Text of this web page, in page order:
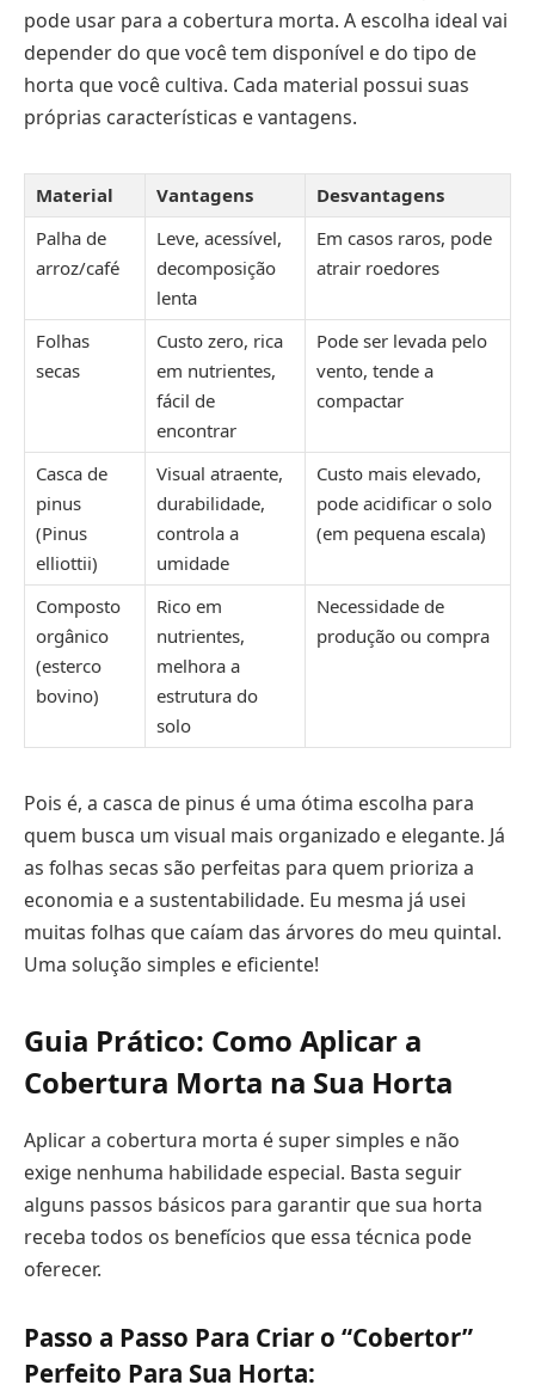
pode usar para a cobertura morta. A escolha ideal vai
depender do que você tem disponível e do tipo de
horta que você cultiva. Cada material possui suas
próprias características e vantagens.
Material Vantagens
Desvantagens
Palha de
arroz/café
Leve, acessível,
decomposição
lenta
Em casos raros, pode
atrair roedores
Folhas
secas
Custo zero, rica
em nutrientes,
fácil de
encontrar
Pode ser levada pelo
vento, tende a
compactar
Casca de
pinus
(Pinus
elliottii)
Visual atraente,
durabilidade,
controla a
umidade
Custo mais elevado,
pode acidificar o solo
(em pequena escala)
Composto
orgânico
(esterco
bovino)
Rico em
nutrientes,
melhora a
estrutura do
solo
Necessidade de
produção ou compra
Pois é, a casca de pinus é uma ótima escolha para
quem busca um visual mais organizado e elegante. Já
as folhas secas são perfeitas para quem prioriza a
economia e a sustentabilidade. Eu mesma já usei
muitas folhas que caíam das árvores do meu quintal.
Uma solução simples e eficiente!
Guia Prático: Como Aplicar a
Cobertura Morta na Sua Horta
Aplicar a cobertura morta é super simples e não
exige nenhuma habilidade especial. Basta seguir
alguns passos básicos para garantir que sua horta
receba todos os benefícios que essa técnica pode
oferecer.
Passo a Passo Para Criar o “Cobertor”
Perfeito Para Sua Horta: